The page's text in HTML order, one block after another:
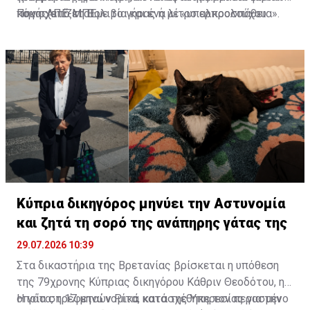
που σχετίζεται με το γήρας ή με «υπερπροσπάθεια».
κόκας από τη Βολιβία και ένα λίτρο αλκοολούχου
και ξηρούς καρπούς κόλα από τη Νότια Αμερική.
Πηγή: ΑΠΕ-ΜΠΕ
Κύπρια δικηγόρος μηνύει την Αστυνομία
και ζητά τη σορό της ανάπηρης γάτας της
29.07.2026 10:39
Στα δικαστήρια της Βρετανίας βρίσκεται η υπόθεση
της 79χρονης Κύπριας δικηγόρου Κάθριν Θεοδότου, η
οποία στρέφεται νομικά κατά της Υπηρεσίας για την
Η γάτα, η 17 μηνών Ρίτα, κατασχέθηκε τον περασμένο